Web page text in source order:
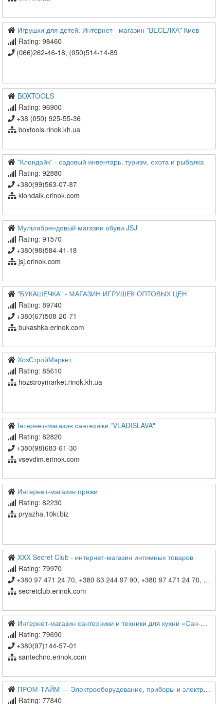
Игрушки для детей. Интернет - магазин "ВЕСЕЛКА" Киев
Rating: 98460
(066)262-46-18, (050)514-14-89
BOXTOOLS
Rating: 96900
+38 (050) 925-55-36
boxtools.rinok.kh.ua
"Клондайк" - садовый инвентарь, туризм, охота и рыбалка
Rating: 92880
+380(99)563-07-87
klondaik.erinok.com
Мультибрендовый магазин обуви JSJ
Rating: 91570
+380(98)584-41-18
jsj.erinok.com
"БУКАШЕЧКА" - МАГАЗИН ИГРУШЕК ОПТОВЫХ ЦЕН
Rating: 89740
+380(67)508-20-71
bukashka.erinok.com
ХозСтройМаркет
Rating: 85610
hozstroymarket.rinok.kh.ua
Інтернет-магазин сантехніки "VLADISLAVA"
Rating: 82820
+380(98)683-61-30
vsevdim.erinok.com
Интернет-магазин пряжи
Rating: 82230
pryazha.10ki.biz
XXX Secret Club - интернет-магазин интимных товаров
Rating: 79970
+380 97 471 24 70, +380 63 244 97 90, +380 97 471 24 70, +380 97 471 24 70, +380 97 471 24 70
secretclub.erinok.com
Интернет-магазин сантехники и техники для кухни «Сан-Техно»
Rating: 79690
+380(97)144-57-01
santechno.erinok.com
ПРОМ-ТАЙМ — Электрооборудование, приборы и электротовары в Киеве, купить с доставкой по низкой цене в Украине
Rating: 77840